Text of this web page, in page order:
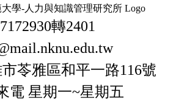
轉2401
苓雅區和平一路116號
電 星期一~星期五